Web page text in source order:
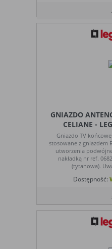
GNIAZDO
CELIANE -
Gniazdo TV
stosowane z gniazdem
utworzenia
nakładką nr ref.
(tytanowa).
Dostępność: